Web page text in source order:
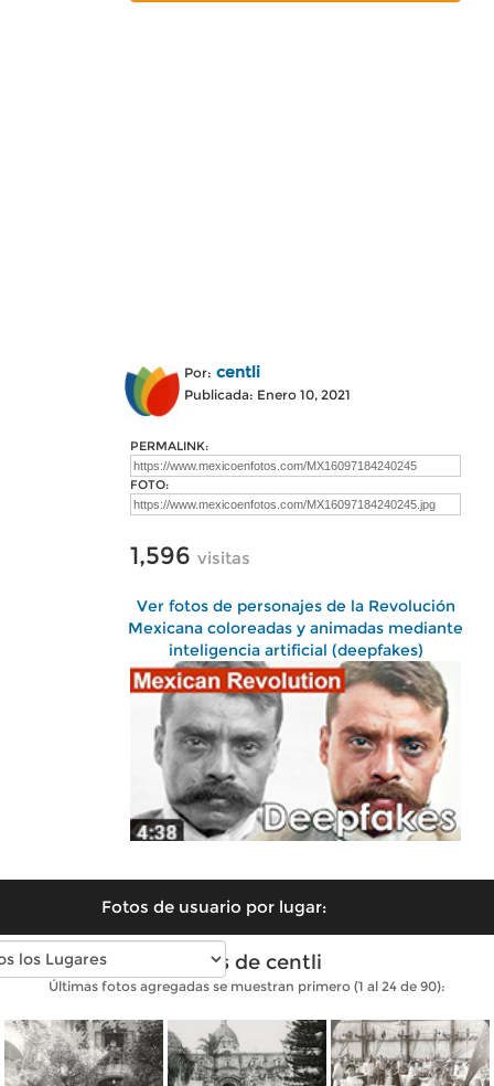
Por: centli
Publicada: Enero 10, 2021
PERMALINK:
FOTO:
1,596 visitas
Ver fotos de personajes de la Revolución
Mexicana coloreadas y animadas mediante
inteligencia artificial (deepfakes)
Fotos de usuario por lugar:
Fotos de centli
Últimas fotos agregadas se muestran primero (1 al 24 de 90):